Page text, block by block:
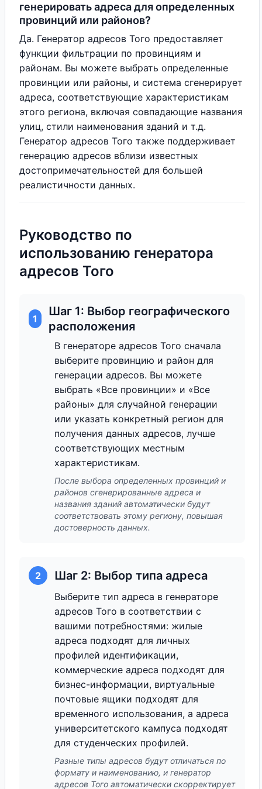
генерировать адреса для определенных
провинций или районов?
Да. Генератор адресов Того предоставляет
функции фильтрации по провинциям и
районам. Вы можете выбрать определенные
провинции или районы, и система сгенерирует
адреса, соответствующие характеристикам
этого региона, включая совпадающие названия
улиц, стили наименования зданий и т.д.
Генератор адресов Того также поддерживает
генерацию адресов вблизи известных
достопримечательностей для большей
реалистичности данных.
Руководство по
использованию генератора
адресов Того
1
Шаг 1: Выбор географического
расположения
В генераторе адресов Того сначала
выберите провинцию и район для
генерации адресов. Вы можете
выбрать «Все провинции» и «Все
районы» для случайной генерации
или указать конкретный регион для
получения данных адресов, лучше
соответствующих местным
характеристикам.
После выбора определенных провинций и
районов сгенерированные адреса и
названия зданий автоматически будут
соответствовать этому региону, повышая
достоверность данных.
2 Шаг 2: Выбор типа адреса
Выберите тип адреса в генераторе
адресов Того в соответствии с
вашими потребностями: жилые
адреса подходят для личных
профилей идентификации,
коммерческие адреса подходят для
бизнес-информации, виртуальные
почтовые ящики подходят для
временного использования, а адреса
университетского кампуса подходят
для студенческих профилей.
Разные типы адресов будут отличаться по
формату и наименованию, и генератор
адресов Того автоматически скорректирует